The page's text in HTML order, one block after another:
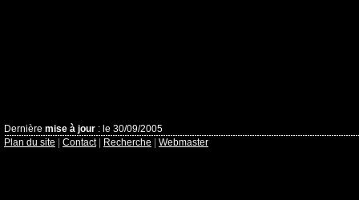
Dernière mise à jour : le 30/09/2005
Plan du site
Contact| Recherche Webmaster